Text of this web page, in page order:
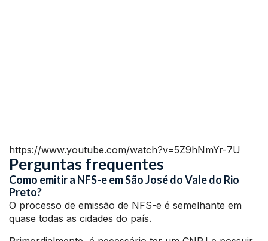
https://www.youtube.com/watch?v=5Z9hNmYr-7U
Perguntas frequentes
Como emitir a NFS-e em São José do Vale do Rio
Preto?
O processo de emissão de NFS-e é semelhante em
quase todas as cidades do país.